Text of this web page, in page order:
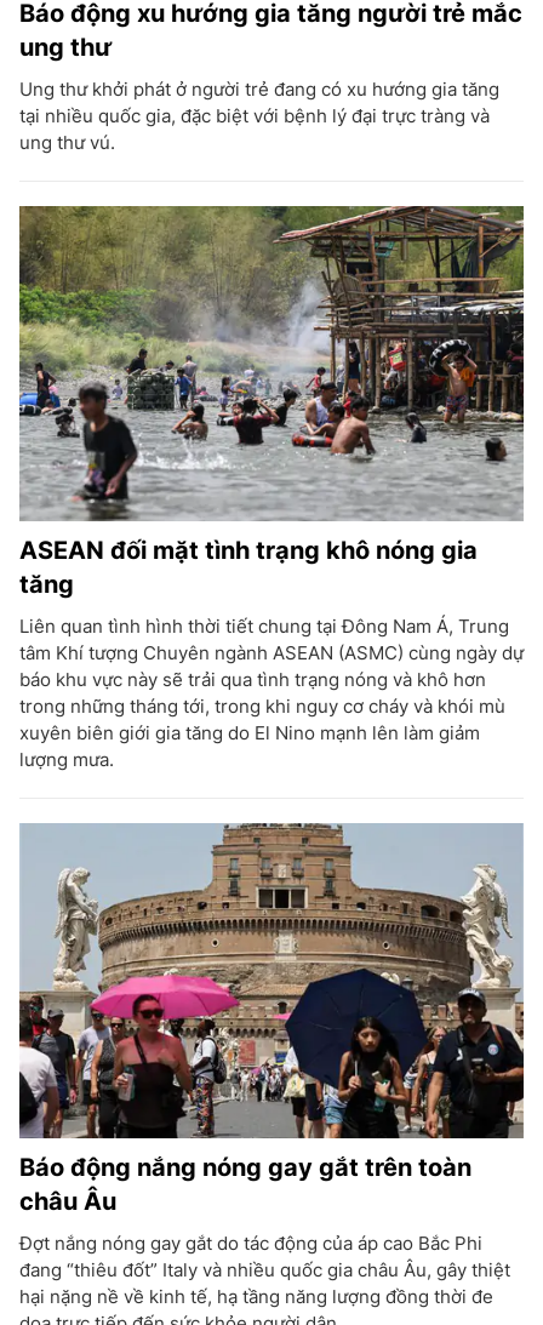
Báo động xu hướng gia tăng người trẻ mắc
ung thư
Ung thư khởi phát ở người trẻ đang có xu hướng gia tăng
tại nhiều quốc gia, đặc biệt với bệnh lý đại trực tràng và
ung thư vú.
ASEAN đối mặt tình trạng khô nóng gia
tăng
Liên quan tình hình thời tiết chung tại Đông Nam Á, Trung
tâm Khí tượng Chuyên ngành ASEAN (ASMC) cùng ngày dự
báo khu vực này sẽ trải qua tình trạng nóng và khô hơn
trong những tháng tới, trong khi nguy cơ cháy và khói mù
xuyên biên giới gia tăng do El Nino mạnh lên làm giảm
lượng mưa.
Báo động nắng nóng gay gắt trên toàn
châu Âu
Đợt nắng nóng gay gắt do tác động của áp cao Bắc Phi
đang “thiêu đốt” Italy và nhiều quốc gia châu Âu, gây thiệt
hại nặng nề về kinh tế, hạ tầng năng lượng đồng thời đe